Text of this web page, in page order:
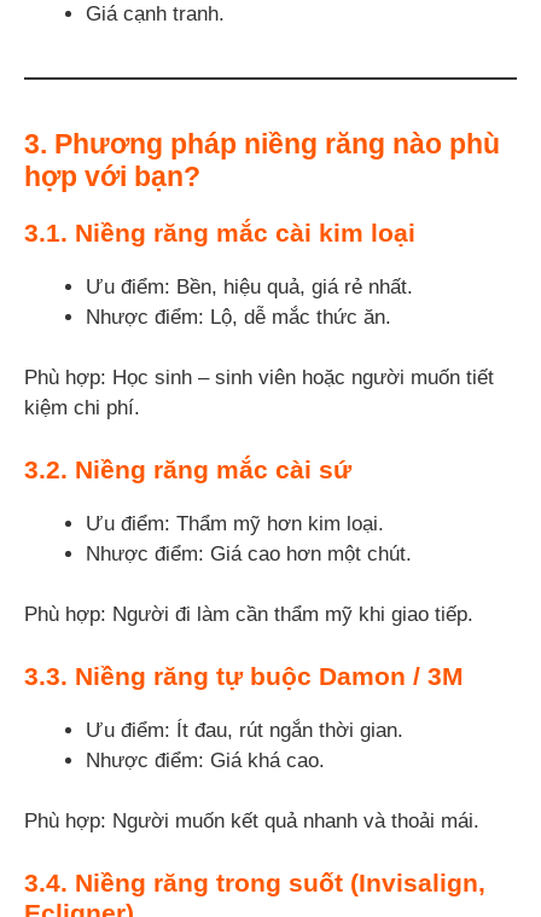
Giá cạnh tranh.
3. Phương pháp niềng răng nào phù
hợp với bạn?
3.1. Niềng răng mắc cài kim loại
Ưu điểm: Bền, hiệu quả, giá rẻ nhất.
Nhược điểm: Lộ, dễ mắc thức ăn.
Phù hợp: Học sinh – sinh viên hoặc người muốn tiết
kiệm chi phí.
3.2. Niềng răng mắc cài sứ
Ưu điểm: Thẩm mỹ hơn kim loại.
Nhược điểm: Giá cao hơn một chút.
Phù hợp: Người đi làm cần thẩm mỹ khi giao tiếp.
3.3. Niềng răng tự buộc Damon / 3M
Ưu điểm: Ít đau, rút ngắn thời gian.
Nhược điểm: Giá khá cao.
Phù hợp: Người muốn kết quả nhanh và thoải mái.
3.4. Niềng răng trong suốt (Invisalign,